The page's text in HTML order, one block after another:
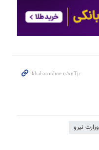
وزارت نیرو